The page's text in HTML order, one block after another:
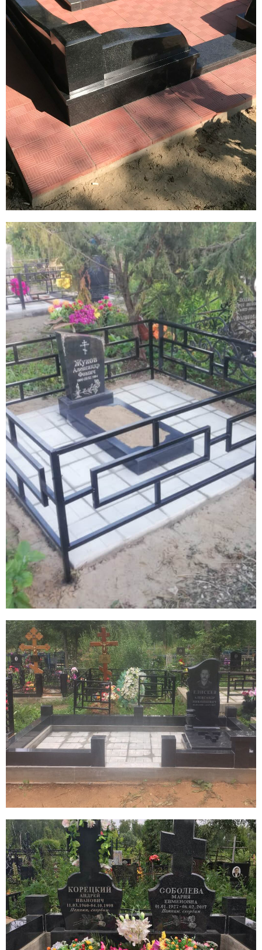
Пн-пт:с 09:00 - 21:00
Сб-вс:
по предварительной
записи
8 (495) 003-42-92